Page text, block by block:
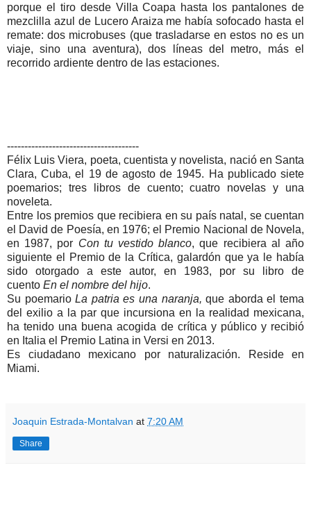
porque el tiro desde Villa Coapa hasta los pantalones de
mezclilla azul de Lucero Araiza me había sofocado hasta el
remate: dos microbuses (que trasladarse en estos no es un
viaje, sino una aventura), dos líneas del metro, más el
recorrido ardiente dentro de las estaciones.
--------------------------------------
Félix Luis Viera, poeta, cuentista y novelista, nació en Santa
Clara, Cuba, el 19 de agosto de 1945. Ha publicado siete
poemarios; tres libros de cuento; cuatro novelas y una
noveleta.
Entre los premios que recibiera en su país natal, se cuentan
el David de Poesía, en 1976; el Premio Nacional de Novela,
en 1987, por Con tu vestido blanco, que recibiera al año
siguiente el Premio de la Crítica, galardón que ya le había
sido otorgado a este autor, en 1983, por su libro de
cuento En el nombre del hijo.
Su poemarioLa patria es una naranja, que aborda el tema
del exilio a la par que incursiona en la realidad mexicana,
ha tenido una buena acogida de crítica y público y recibió
en Italia el Premio Latina in Versi en 2013.
Es ciudadano mexicano por naturalización. Reside en
Miami.
Joaquin Estrada-Montalvan at 7:20 AM
Share